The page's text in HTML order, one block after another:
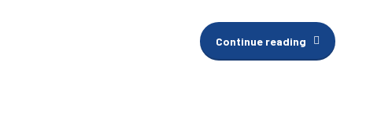
Continue reading